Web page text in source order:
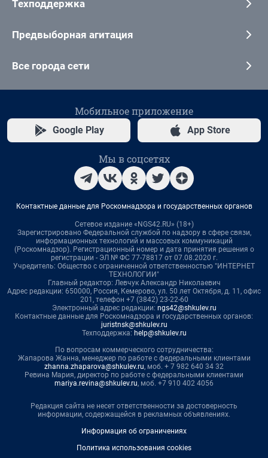
Техподдержка
Предвыборная агитация
Все города сети
Мобильное приложение
Google Play App Store
Мы в соцсетях
Контактные данные для Роскомнадзора и государственных органов
Сетевое издание «NGS42.RU» (18+)
Зарегистрировано Федеральной службой по надзору в сфере связи,
информационных технологий и массовых коммуникаций
(Роскомнадзор). Регистрационный номер и дата принятия решения о
регистрации - ЭЛ № ФС 77-78817 от 07.08.2020 г.
Учредитель: Общество с ограниченной ответственностью "ИНТЕРНЕТ
ТЕХНОЛОГИИ"
Главный редактор: Левчук Александр Николаевич
Адрес редакции: 650000, Россия, Кемерово, ул. 50 лет Октября, д. 11, офис
201, телефон +7 (3842) 23-22-60
Электронный адрес редакции: ngs42@shkulev.ru
Контактные данные для Роскомнадзора и государственных органов:
juristnsk@shkulev.ru
Техподдержка: help@shkulev.ru
По вопросам коммерческого сотрудничества:
Жапарова Жанна, менеджер по работе с федеральными клиентами
zhanna.zhaparova@shkulev.ru, моб. + 7 982 640 34 32
Ревина Мария, директор по работе с федеральными клиентами
mariya.revina@shkulev.ru, моб. +7 910 402 4056
Редакция сайта не несет ответственности за достоверность
информации, содержащейся в рекламных объявлениях.
Информация об ограничениях
Политика использования cookies